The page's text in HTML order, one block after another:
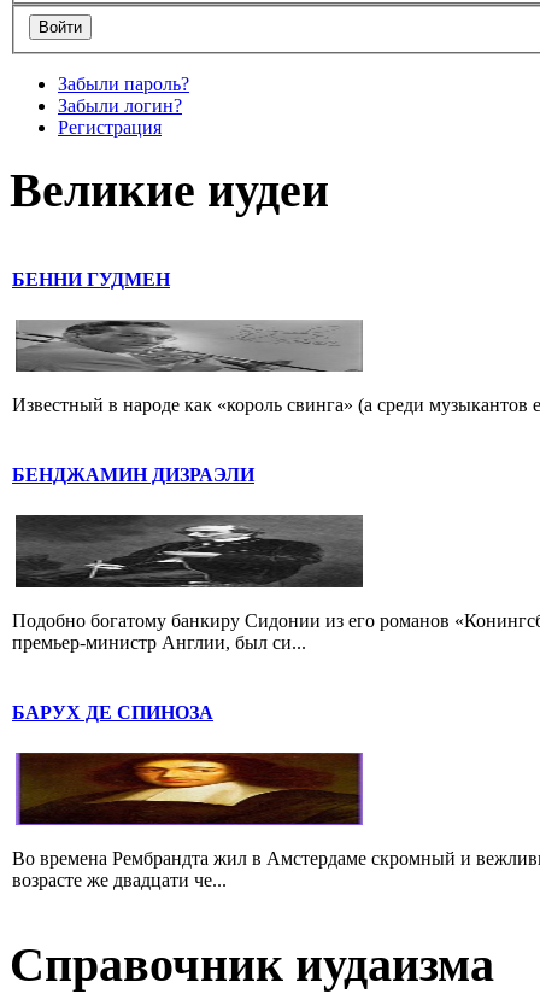
Забыли пароль?
Забыли логин?
Регистрация
Великие иудеи
БЕННИ ГУДМЕН
Известный в народе как «король свинга» (а среди
БЕНДЖАМИН ДИЗРАЭЛИ
Подобно богатому банкиру Сидонии из его романов
премьер-министр Англии, был си...
БАРУХ ДЕ СПИНОЗА
Во времена Рембрандта жил в Амстердаме скромный и
возрасте же двадцати че...
Справочник иудаизма